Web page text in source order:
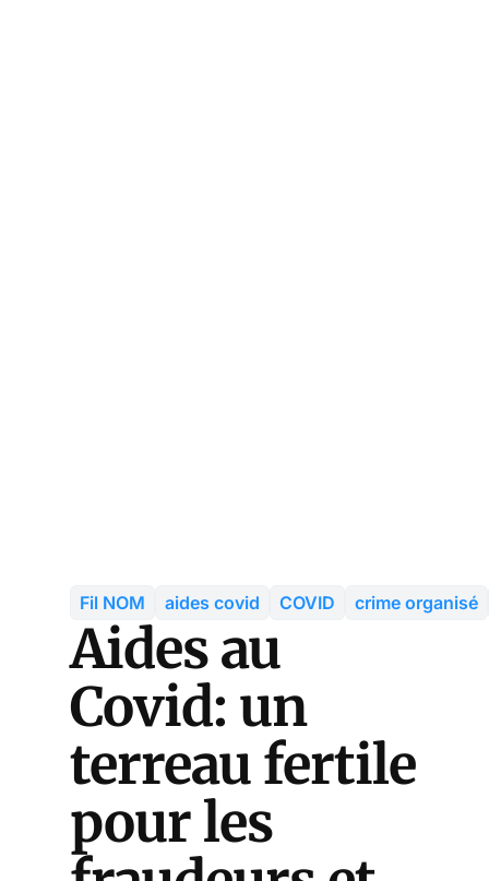
Fil NOM aides covid COVID crime organisé
Aides au
Covid: un
terreau fertile
pour les